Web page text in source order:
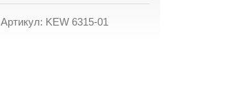
Артикул: KEW 6315-01